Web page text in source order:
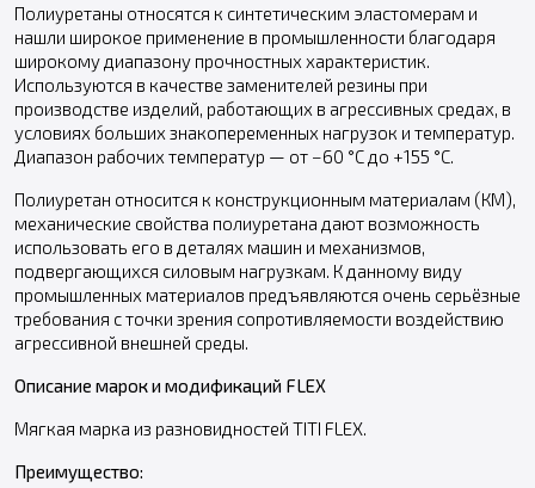
Полиуретаны относятся к синтетическим эластомерам и
нашли широкое применение в промышленности благодаря
широкому диапазону прочностных характеристик.
Используются в качестве заменителей резины при
производстве изделий, работающих в агрессивных средах, в
условиях больших знакопеременных нагрузок и температур.
Диапазон рабочих температур — от −60 °С до +155 °С.
Полиуретан относится к конструкционным материалам (КМ),
механические свойства полиуретана дают возможность
использовать его в деталях машин и механизмов,
подвергающихся силовым нагрузкам. К данному виду
промышленных материалов предъявляются очень серьёзные
требования с точки зрения сопротивляемости воздействию
агрессивной внешней среды.
Описание марок и модификаций FLEX
Мягкая марка из разновидностей TITI FLEX.
Преимущество: